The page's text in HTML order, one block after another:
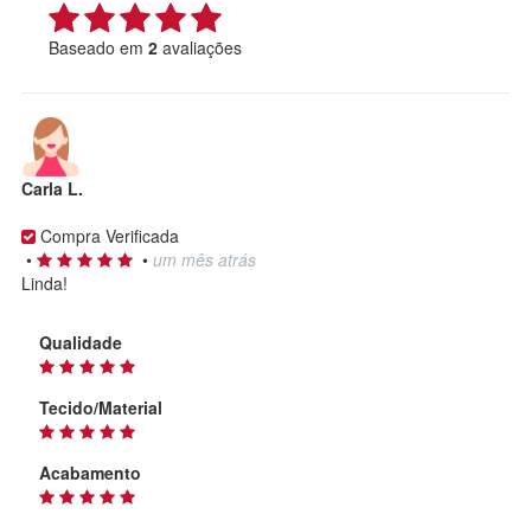
Baseado em 2 avaliações
Carla L.
Compra Verificada
•
• um mês atrás
Linda!
Qualidade
Tecido/Material
Acabamento